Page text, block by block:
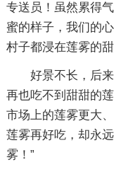
专送员！虽然累得
蜜的样子，我们的
村子都浸在莲雾的甜
好景不长，后
再也吃不到甜甜的
市场上的莲雾更大
莲雾再好吃，却永
雾！”